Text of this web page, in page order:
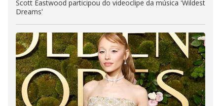
Scott Eastwood participou do videoclipe da música 'Wildest
Dreams'